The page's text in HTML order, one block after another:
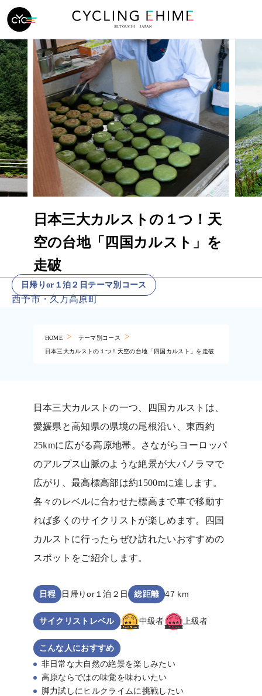
日本三大カルストの１つ！天
空の台地「四国カルスト」を
走破
日帰りor１泊２日テーマ別コース
西予市・久万高原町
HOME テーマ別コース
日本三大カルストの１つ！天空の台地「四国カルスト」を走破
日本三大カルストの一つ、四国カルストは、
愛媛県と高知県の県境の尾根沿い、東西約
25kmに広がる高原地帯。さながらヨーロッパ
のアルプス山脈のような絶景が大パノラマで
広がり、最高標高部は約1500mに達します。
各々のレベルに合わせた標高まで車で移動す
れば多くのサイクリストが楽しめます。四国
カルストに行ったらぜひ訪れたいおすすめの
スポットをご紹介します。
日程 日帰りor１泊２日 総距離 47 km
サイクリストレベル 中級者 上級者
こんな人におすすめ
非日常な大自然の絶景を楽しみたい
高原ならではの味覚を味わいたい
脚力試しにヒルクライムに挑戦したい